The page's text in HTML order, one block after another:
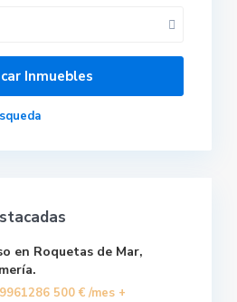
en Roquetas de Mar,
500 € /mes +